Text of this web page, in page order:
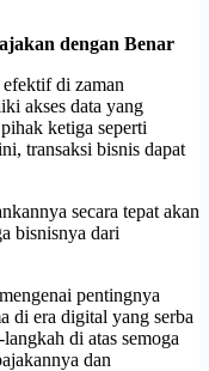
dengan Benar
di zaman
akses data yang
ketiga seperti
transaksi bisnis dapat
secara tepat akan
bisnisnya dari
pentingnya
di era digital yang serba
di atas semoga
dan